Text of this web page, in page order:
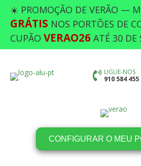
☀️ PROMOÇÃO DE VERÃO —
GRÁTIS NOS PORTÕES DE
CUPÃO VERAO26 ATÉ 30 DE
LIGUE-NOS
910 584 455
CONFIGURAR O MEU